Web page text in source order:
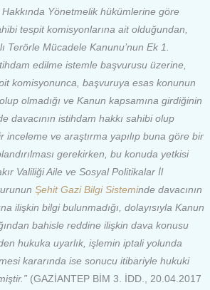
Yönetmelik hükümlerine göre
tespit komisyonlarına ait olduğundan,
Terörle Mücadele Kanunu’nun Ek 1.
edilme istemle başvurusu üzerine,
komisyonunca, başvuruya esas konunun
olmadığı ve Kanun kapsamına girdiğinin
davacının istihdam hakkı sahibi olup
inceleme ve araştırma yapılıp buna göre bir
gerekirken, bu konuda yetkisi
Valiliği Aile ve Sosyal Politikalar İl
Şehit Gazi Bilgi Sisteminde davacının
ilişkin bilgi bulunmadığı, dolayısıyla Kanun
bahisle reddine ilişkin dava konusu
hukuka uyarlık, işlemin iptali yolunda
kararında ise sonucu itibariyle hukuki
(GAZİANTEP BİM 3. İDD., 20.04.2017